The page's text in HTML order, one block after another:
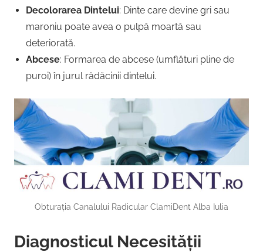
Decolorarea Dintelui: Dinte care devine gri sau
maroniu poate avea o pulpă moartă sau
deteriorată.
Abcese: Formarea de abcese (umflături pline de
puroi) în jurul rădăcinii dintelui.
Obturația Canalului Radicular ClamiDent Alba Iulia
Diagnosticul Necesității